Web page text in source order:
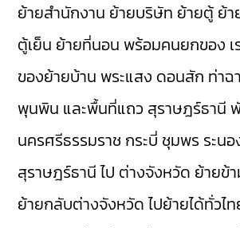
ย้ายสำนักงาน ย้ายบริษัท ย้ายตู้ ย้
ตู้เย็น ย้ายที่นอน พร้อมคนยกของ เ
ของย้ายบ้าน พระแสง ดอนสัก ท่าฉ
พุนพิน และพื้นที่แถว สุราษฎร์ธานี
นครศรีธรรมราช กระบี่ ชุมพร ระนอ
สุราษฎร์ธานี ไป ต่างจังหวัด ย้ายข้
ย้ายกลับต่างจังหวัด ไปย้ายได้ทั่วไ